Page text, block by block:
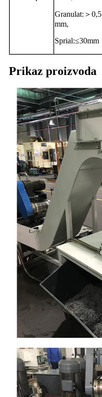
Granulat:＞0,5
mm,
Sprial:≤30mm
Prikaz proizvoda